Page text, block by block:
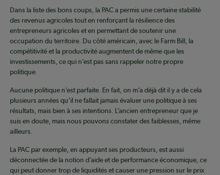
Dans la liste des bons coups, la PAC a permis une certaine stabilité
des revenus agricoles tout en renforçant la résilience des
entrepreneurs agricoles et en permettant de soutenir une
occupation du territoire. Du côté américain, avec le Farm Bill, la
compétitivité et la productivité augmentent de même que les
investissements, ce qui n’est pas sans rappeler notre propre
politique.
Aucune politique n’est parfaite. En fait, on m’a déjà dit il y a de cela
plusieurs années qu’il ne fallait jamais évaluer une politique à ses
résultats, mais bien à ses intentions. L’ancien entrepreneur que je
suis en doute, mais nous pouvons constater des faiblesses, même
ailleurs.
La PAC par exemple, en appuyant ses producteurs, est aussi
déconnectée de la notion d’aide et de performance économique, ce
qui peut donner trop de liquidités et causer une pression sur le prix